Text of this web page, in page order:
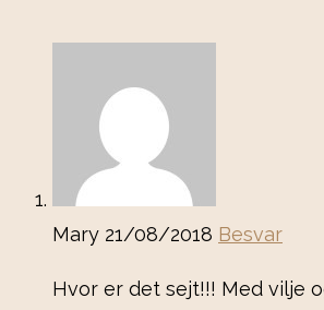
Mary 21/08/2018 Besvar
Hvor er det sejt!!! Med vilje